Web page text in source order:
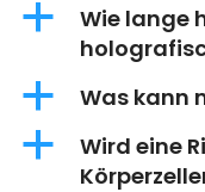
a
Wie lange
a Was kann
a
Wird eine